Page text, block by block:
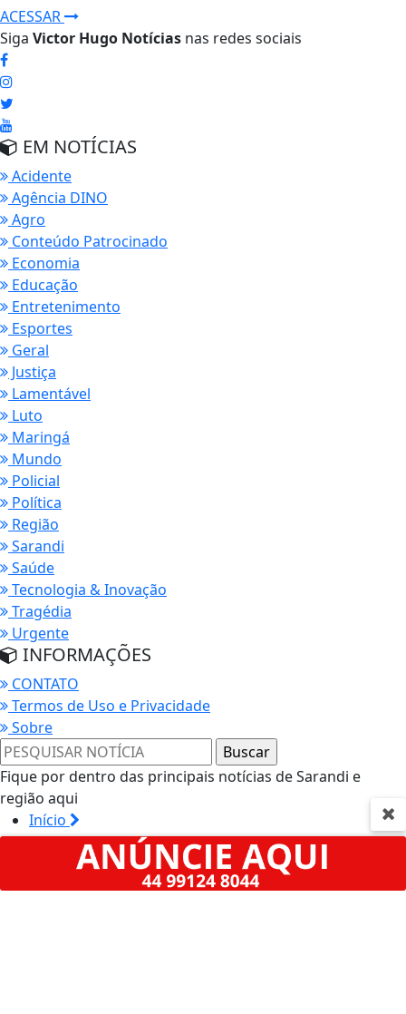
ACESSAR
Siga Victor Hugo Notícias nas redes sociais
EM NOTÍCIAS
Acidente
Agência DINO
Agro
Conteúdo Patrocinado
Economia
Educação
Entretenimento
Esportes
Geral
Justiça
Lamentável
Luto
Maringá
Mundo
Policial
Política
Região
Sarandi
Saúde
Tecnologia & Inovação
Tragédia
Urgente
INFORMAÇÕES
CONTATO
Termos de Uso e Privacidade
Sobre
Fique por dentro das principais notícias de Sarandi e
região aqui
Termos de Uso e Privacidade
Esse site utiliza cookies para melhorar sua
experiência de navegação. Ao continuar o acesso,
entendemos que você concorda com nossos Termos
de Uso e Privacidade.
PARA MAIS INFORMAÇÕES,
CLICANDO AQUI
PROSSEGUIR
Início
Podcasts
Classificados